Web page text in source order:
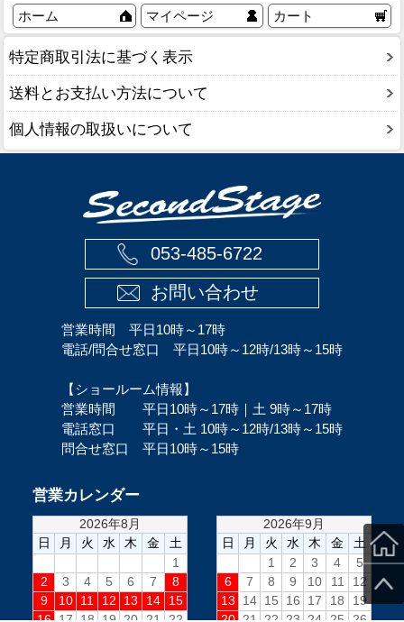
ホーム マイページ カート
特定商取引法に基づく表示
送料とお支払い方法について
個人情報の取扱いについて
053-485-6722
お問い合わせ
営業時間 平日10時～17時
電話/問合せ窓口 平日10時～12時/13時～15時
【ショールーム情報】
営業時間 平日10時～17時｜土 9時～17時
電話窓口 平日・土 10時～12時/13時～15時
問合せ窓口 平日10時～15時
営業カレンダー